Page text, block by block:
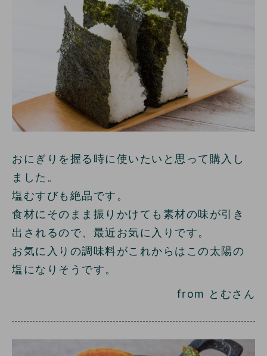
おにぎりを握る時に使いたいと思って購入し
ました。
塩むすびも絶品です。
食材にそのまま振りかけても素材の味が引き
出されるので、最近お気に入りです。
お気に入りの調味料がこれからはこの太陽の
塩になりそうです。
from とむさん